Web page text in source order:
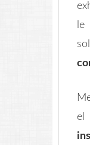
el